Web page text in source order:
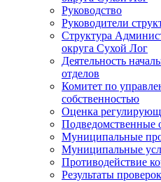
Руководство
Руководители
Структура
округа Сухой Лог
Деятельность
отделов
Комитет по
собственностью
Оценка
Подведомственные
Муниципальные
Муниципальные
Противодействие
Результаты проверок